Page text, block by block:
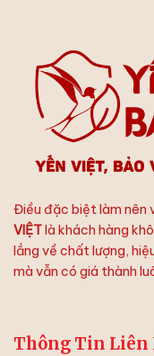
Điều đặc biệt làm nên
VIỆTlà khách hàng
lắng về chất lượng,
mà vẫn có giá thành
Thông Tin Liên